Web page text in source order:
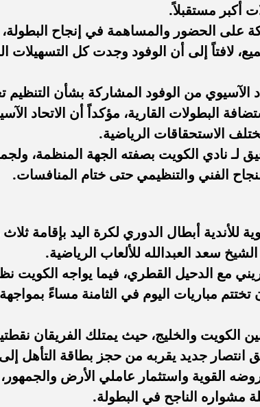
أكبر مستقبلاً.
على الحضور والمساهمة في إنجاح
لافتاً إلى أن الوفود وجدت كل التسهيلات
الآسيوي من الوفود المشاركة بشأن
البطولات القارية، مؤكداً أن الاتحاد
الاستحقاقات الرياضية.
لـ نادي الكويت بصفته الجهة المنظمة،
الفني والتنظيمي حتى ختام المنافسات.
للأندية أبطال الدوري لكرة اليد بإقامة
سعد العبدالله للألعاب الرياضية.
مع الدحيل القطري، فيما يواجه الكويت
مباريات اليوم في الثامنة مساءً
بين الكويت والخليج، حيث يمتلك الفريقان
جديد يقربه من حجز بطاقة التأهل
القوية واستثمار عاملي الأرض والجمهور،
مشواره الناجح في البطولة.